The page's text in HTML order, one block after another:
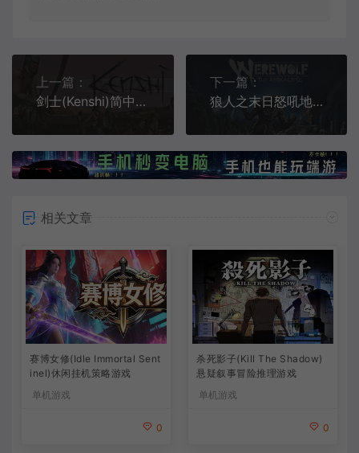
上一篇：
剑士(Kenshi)简中|PC|RPG|开放世界角色扮演动作游戏
下一篇：
狼人之末日怒吼地灵之血(WerewolfThe Apocalypse)简中|PC|ACT|修改器|狼人动作游戏
相关文章
赛博女修(Idle Immortal Sent
inel)休闲挂机策略游戏
单机游戏
0
杀死影子(Kill The Shadow)
悬疑叙事冒险推理游戏
单机游戏
0